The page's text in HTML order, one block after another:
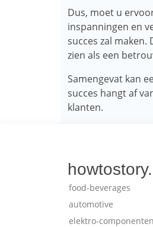
Dus, moet u
inspanningen en
succes zal
zien als een
Samengevat kan
succes hangt af
klanten.
food-beverages
automotive
elektro-componenten